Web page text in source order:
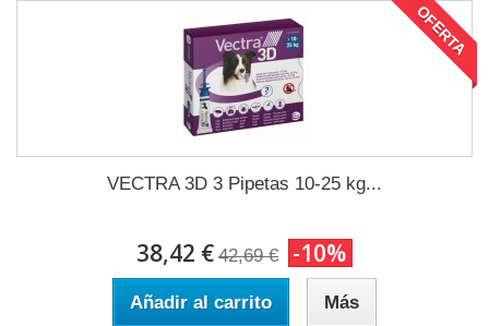
OFERTA
VECTRA 3D 3 Pipetas 10-25 kg...
38,42 € 42,69 € -10%
Añadir al carrito Más